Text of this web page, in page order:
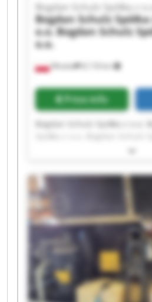
Wioska 8,118 km
Bogdan Schulz Spółka z o.o.
Bogdan Schulz Spółka
o.o. Bogdan Schulz
o.o.
Price info
Bogdan Schulz Spółka z o.o.
Schulz Spółka z o.o. Bogdan
Spółka z o.o. Bogdan Schulz
Schulz Spółka z o.o. Bogdan
Bogdan Schulz Spółka z o.o.
Spółka z o.o. Bogdan Schulz
Schulz Spółka z o.o. Bogdan
Bogdan Schulz Spółka z o.o.
Spółka z o.o. Bogdan Schulz
Schulz Spółka z o.o. Bogdan